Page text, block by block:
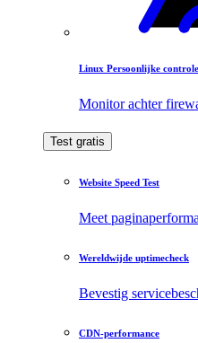
Linux Persoonlijke
Monitor achter
Test gratis
Website Speed Test
Meet
Wereldwijde uptimecheck
Bevestig
CDN-performance